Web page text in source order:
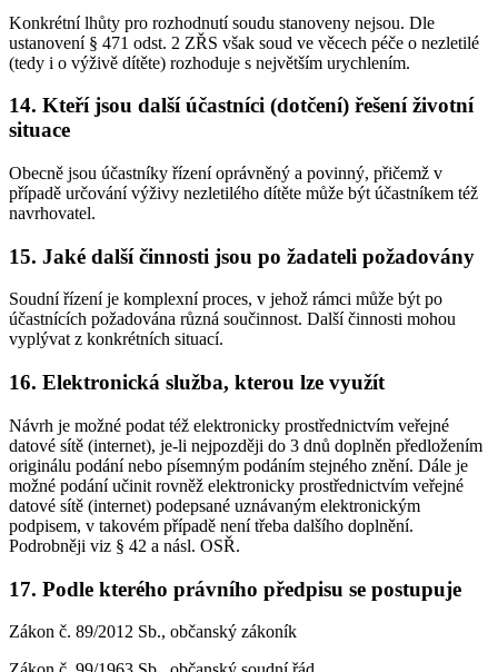
Konkrétní lhůty pro rozhodnutí soudu stanoveny nejsou. Dle
ustanovení § 471 odst. 2 ZŘS však soud ve věcech péče o nezletilé
(tedy i o výživě dítěte) rozhoduje s největším urychlením.
14. Kteří jsou další účastníci (dotčení) řešení životní
situace
Obecně jsou účastníky řízení oprávněný a povinný, přičemž v
případě určování výživy nezletilého dítěte může být účastníkem též
navrhovatel.
15. Jaké další činnosti jsou po žadateli požadovány
Soudní řízení je komplexní proces, v jehož rámci může být po
účastnících požadována různá součinnost. Další činnosti mohou
vyplývat z konkrétních situací.
16. Elektronická služba, kterou lze využít
Návrh je možné podat též elektronicky prostřednictvím veřejné
datové sítě (internet), je-li nejpozději do 3 dnů doplněn předložením
originálu podání nebo písemným podáním stejného znění. Dále je
možné podání učinit rovněž elektronicky prostřednictvím veřejné
datové sítě (internet) podepsané uznávaným elektronickým
podpisem, v takovém případě není třeba dalšího doplnění.
Podrobněji viz § 42 a násl. OSŘ.
17. Podle kterého právního předpisu se postupuje
Zákon č. 89/2012 Sb., občanský zákoník